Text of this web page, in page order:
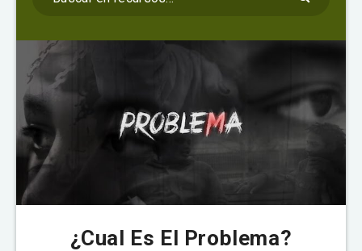
¿Cual Es El Problema?